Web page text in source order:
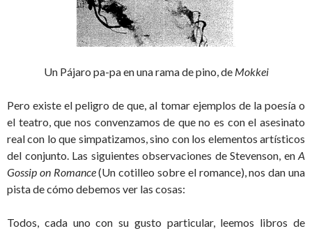
Un Pájaro pa-pa en una rama de pino, deMokkei
Pero existe el peligro de que, al tomar ejemplos de la poesía o
el teatro, que nos convenzamos de que no es con el asesinato
real con lo que simpatizamos, sino con los elementos artísticos
del conjunto. Las siguientes observaciones de Stevenson, en A
Gossip on Romance(Un cotilleo sobre el romance), nos dan una
pista de cómo debemos ver las cosas:
Todos, cada uno con su gusto particular, leemos libros de